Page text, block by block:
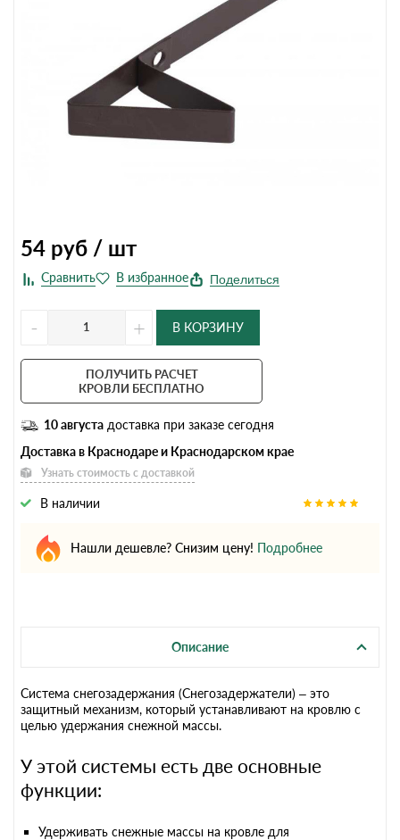
54 руб / шт
Поделиться
- + В КОРЗИНУ
ПОЛУЧИТЬ РАСЧЕТ
КРОВЛИ БЕСПЛАТНО
10 августа доставка при заказе сегодня
Доставка в Краснодаре и Краснодарском крае
Узнать стоимость с доставкой
В наличии
Нашли дешевле? Снизим цену! Подробнее
Описание
Система снегозадержания (Снегозадержатели) – это
защитный механизм, который устанавливают на кровлю с
целью удержания снежной массы.
У этой системы есть две основные
функции:
Удерживать снежные массы на кровле для